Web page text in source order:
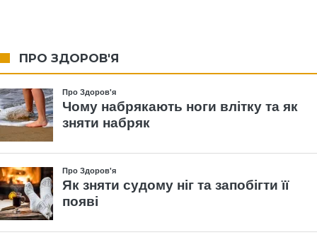
ПРО ЗДОРОВ'Я